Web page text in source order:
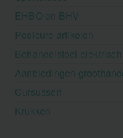
EHBO en BHV
Pedicure artikelen
Behandelstoel elektrisch
Aanbiedingen
Cursussen
Krukken